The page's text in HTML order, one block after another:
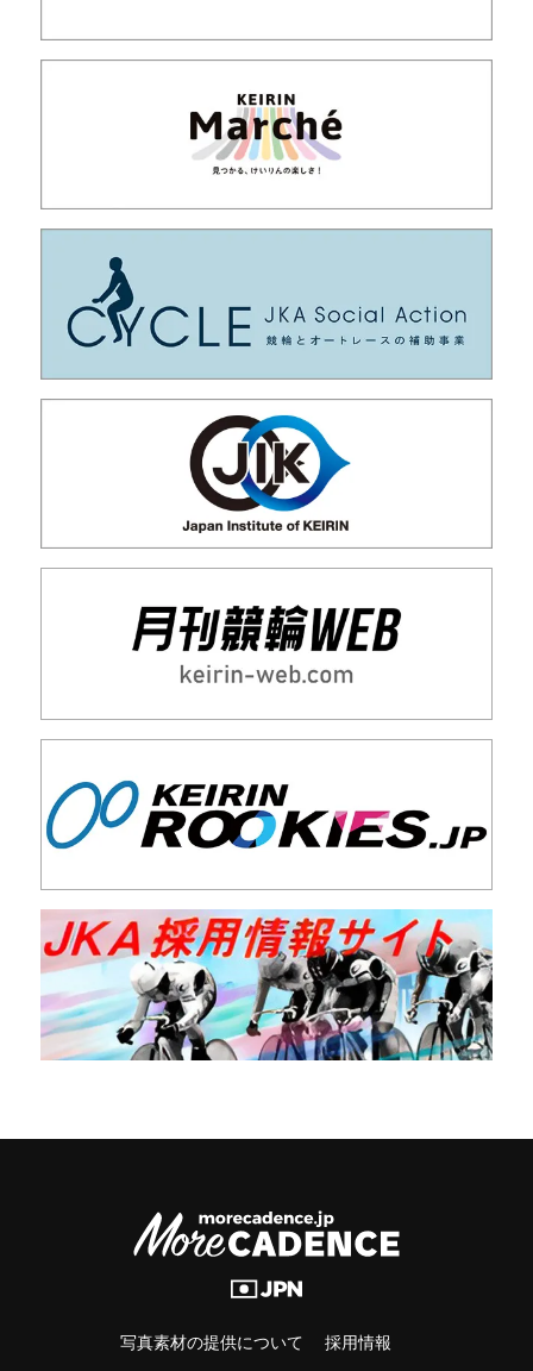
写真素材の提供について 採用情報